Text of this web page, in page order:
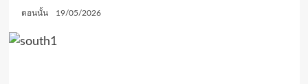
ตอนนั้น 19/05/2026